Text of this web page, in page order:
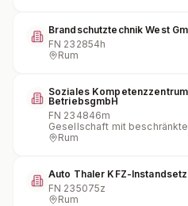
Brandschutztechnik West
FN 232854h
Rum
Soziales
BetriebsgmbH
FN 234846m
Gesellschaft mit
Rum
Auto Thaler KFZ-
FN 235075z
Rum